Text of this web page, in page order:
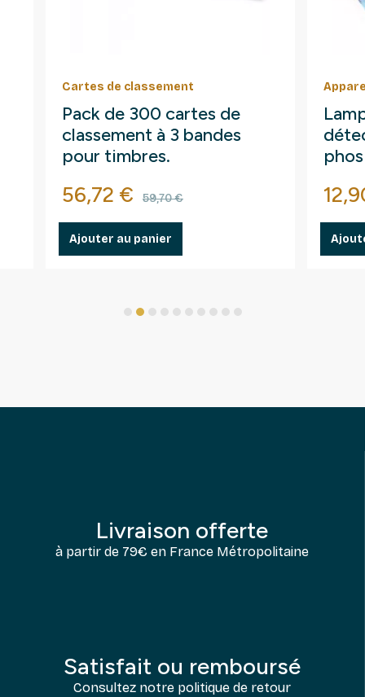
Cartes de classement
Pack de 300 cartes de
classement à 3 bandes
pour timbres.
Prix
56,72 € Prix de base
59,70 €
Ajouter au panier
Prix
Livraison offerte
à partir de 79€ en France Métropolitaine
Satisfait ou remboursé
Consultez notre politique de retour